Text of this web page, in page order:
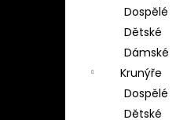
Dospělé
Dětské
Dámské
Krunýře
Dospělé
Dětské